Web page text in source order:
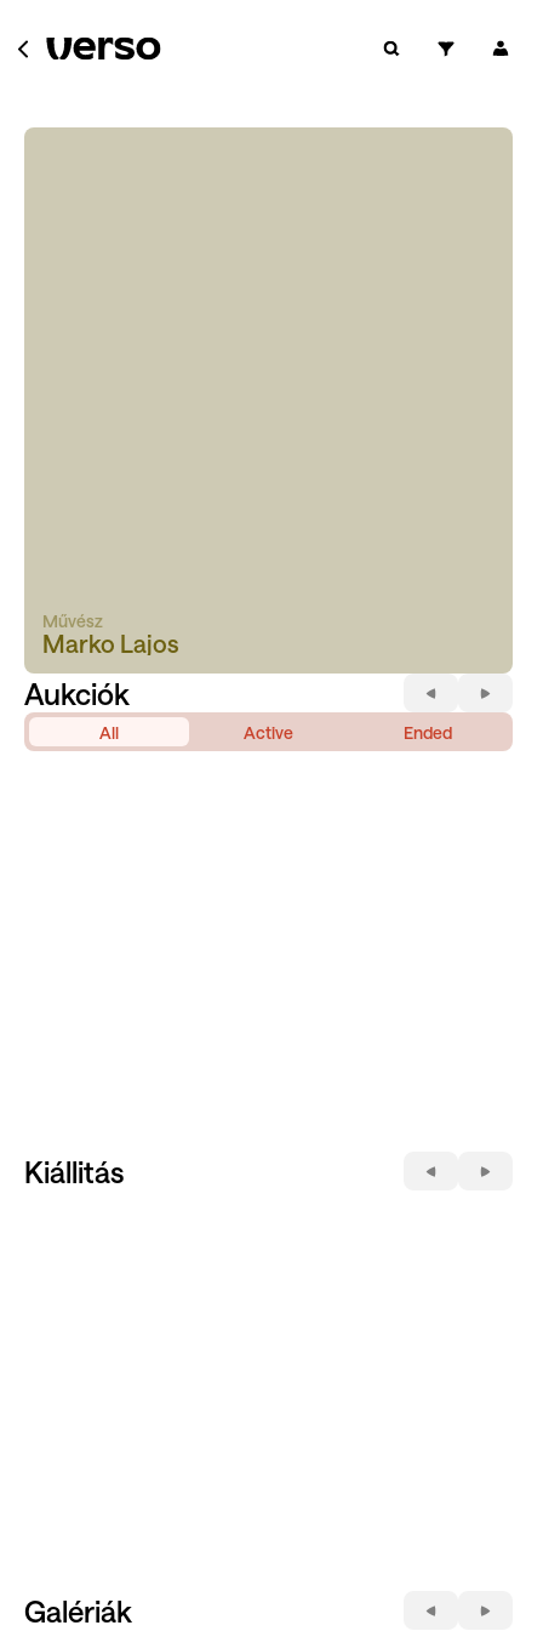
Művész
Marko Lajos
Aukciók
All Active Ended
Kiállitás
Galériák